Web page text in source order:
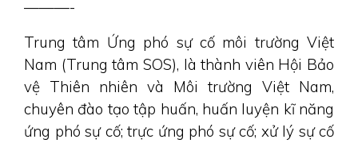
———-
Trung tâm Ứng phó sự cố môi trường Việt
Nam (Trung tâm SOS), là thành viên Hội Bảo
vệ Thiên nhiên và Môi trường Việt Nam,
chuyên đào tạo tập huấn, huấn luyện kĩ năng
ứng phó sự cố; trực ứng phó sự cố; xử lý sự cố